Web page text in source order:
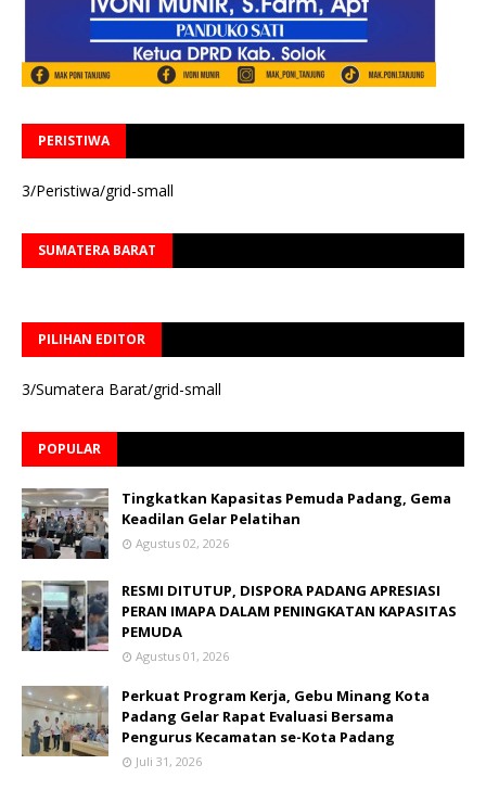
PERISTIWA
3/Peristiwa/grid-small
SUMATERA BARAT
PILIHAN EDITOR
3/Sumatera Barat/grid-small
POPULAR
Tingkatkan Kapasitas Pemuda Padang, Gema
Keadilan Gelar Pelatihan
Agustus 02, 2026
RESMI DITUTUP, DISPORA PADANG APRESIASI
PERAN IMAPA DALAM PENINGKATAN KAPASITAS
PEMUDA
Agustus 01, 2026
Perkuat Program Kerja, Gebu Minang Kota
Padang Gelar Rapat Evaluasi Bersama
Pengurus Kecamatan se-Kota Padang
Juli 31, 2026